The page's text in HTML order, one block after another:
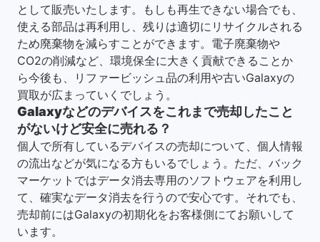
として販売いたします。もしも再生できない場合でも、
使える部品は再利用し、残りは適切にリサイクルされる
ため廃棄物を減らすことができます。電子廃棄物や
CO2の削減など、環境保全に大きく貢献できることか
ら今後も、リファービッシュ品の利用や古いGalaxyの
買取が広まっていくでしょう。
Galaxyなどのデバイスをこれまで売却したこと
がないけど安全に売れる？
個人で所有しているデバイスの売却について、個人情報
の流出などが気になる方もいるでしょう。ただ、バック
マーケットではデータ消去専用のソフトウェアを利用し
て、確実なデータ消去を行うので安心です。それでも、
売却前にはGalaxyの初期化をお客様側にてお願いして
います。